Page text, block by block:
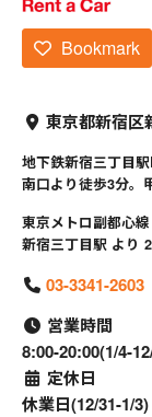
Bookmark
東京都新宿区
地下鉄新宿三丁目
南口より徒歩3分。
東京メトロ副都心
新宿三丁目駅 より
03-3341-2603
営業時間
8:00-20:00(1/4-
定休日
休業日(12/31-1/3)